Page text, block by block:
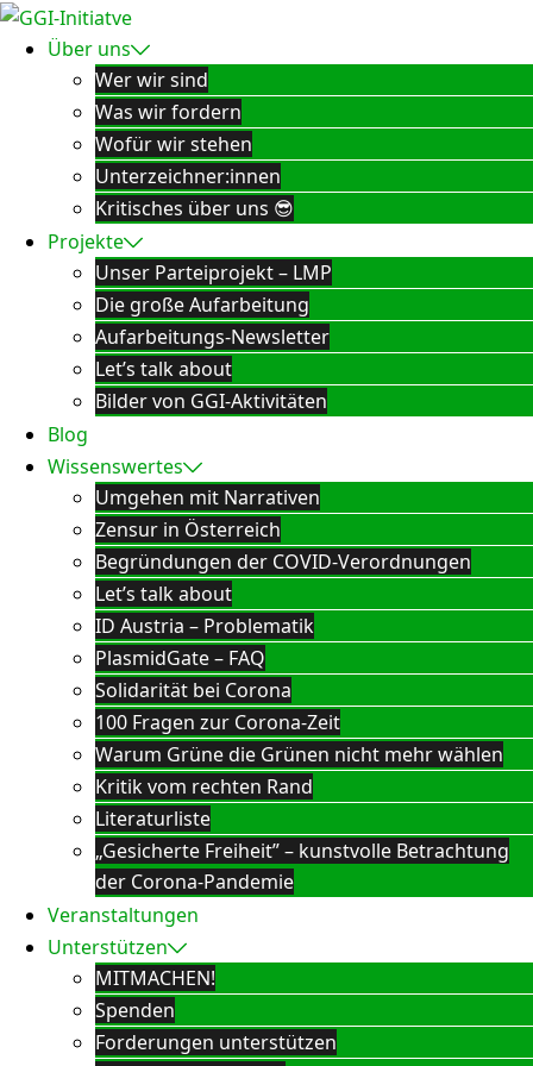
Zum
Inhalt
springen
Über uns
Wer wir sind
Was wir fordern
Wofür wir stehen
Unterzeichner:innen
Kritisches über uns 😎
Projekte
Unser Parteiprojekt – LMP
Die große Aufarbeitung
Aufarbeitungs-Newsletter
Let’s talk about
Bilder von GGI-Aktivitäten
Blog
Wissenswertes
Umgehen mit Narrativen
Zensur in Österreich
Begründungen der COVID-Verordnungen
Let’s talk about
ID Austria – Problematik
PlasmidGate – FAQ
Solidarität bei Corona
100 Fragen zur Corona-Zeit
Warum Grüne die Grünen nicht mehr wählen
Kritik vom rechten Rand
Literaturliste
„Gesicherte Freiheit” – kunstvolle Betrachtung
der Corona-Pandemie
Veranstaltungen
Unterstützen
MITMACHEN!
Spenden
Forderungen unterstützen